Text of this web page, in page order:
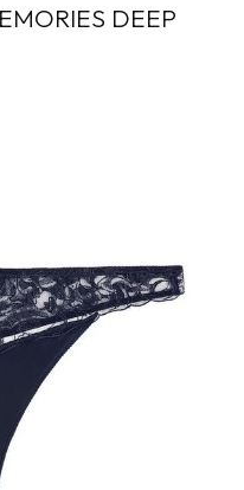
DEEP